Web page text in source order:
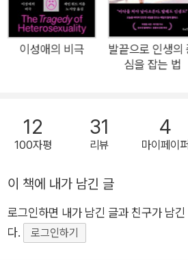
자료조사와 전문가 인터뷰, 탄력 있는
의 주목 신간 『남자들은 왜 친구가 없
중반의 남성 스탠드업 코미디언 맥스
‘인간관계 실종’ 사례를 바탕으로 현실
적으로 파고든다. 타인과의 진솔한 대
남성 개인들을 만들어낸 사회·문화적
가능한 관계 개선 방안도 제안한다. 한
관계와 소통 문제에 진지해질 것을 요구
장 등 일상 속 관계 맺기에 어려움을 겪
전격해부 인간관계 필독서. 남자들의 ‘우정’은 뭔가 잘못되었다!
이성애의 비극
발끝으로 인생의
심을 잡는 법
12
100자평
31
리뷰
4
마이페이퍼
이 책에 내가 남긴 글
로그인하면 내가 남긴 글과 친구가 남
다.
로그인하기